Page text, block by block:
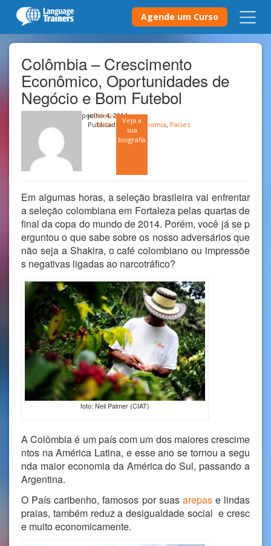
Agende um Curso
Colômbia – Crescimento
Econômico, Oportunidades de
Negócio e Bom Futebol
porOnerio
Neto
Veja a
sua
biografia
julho 4, 2014
Publicado emEconomia, Países
Em algumas horas, a seleção brasileira vai enfrentar
a seleção colombiana em Fortaleza pelas quartas de
final da copa do mundo de 2014. Porém, você já se p
erguntou o que sabe sobre os nosso adversários que
não seja a Shakira, o café colombiano ou impressõe
s negativas ligadas ao narcotráfico?
foto: Neil Palmer (CIAT)
A Colômbia é um país com um dos maiores crescime
ntos na América Latina, e esse ano se tornou a segu
nda maior economia da América do Sul, passando a
Argentina.
O País caribenho, famosos por suas arepase lindas
praias, também reduz a desigualdade social e cresc
e muito economicamente.